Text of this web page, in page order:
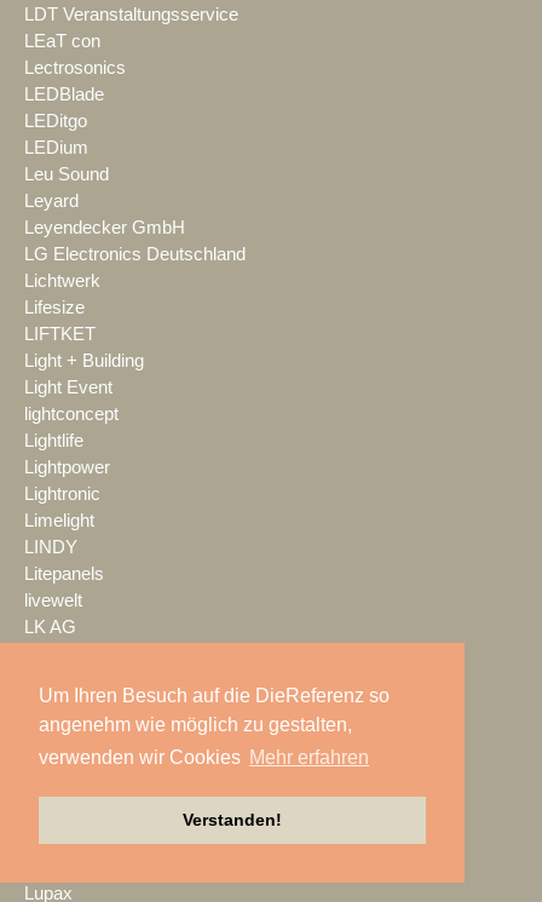
Um Ihren Besuch auf die DieReferenz so
angenehm wie möglich zu gestalten,
verwenden wir Cookies Mehr erfahren
Verstanden!
LDT Veranstaltungsservice
LEaT con
Lectrosonics
LEDBlade
LEDitgo
LEDium
Leu Sound
Leyard
Leyendecker GmbH
LG Electronics Deutschland
Lichtwerk
Lifesize
LIFTKET
Light + Building
Light Event
lightconcept
Lightlife
Lightpower
Lightronic
Limelight
LINDY
Litepanels
livewelt
LK AG
LOGIC media solutions
Look Solutions
loop light
LTT Group
Lupax